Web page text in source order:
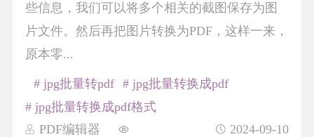
些信息，我们可以将多个相关的截图保存为图
片文件。然后再把图片转换为PDF，这样一来，
原本零...
PDF编辑器 2024-09-10
# jpg批量转pdf
# jpg批量转换成pdf
# jpg批量转换成pdf格式